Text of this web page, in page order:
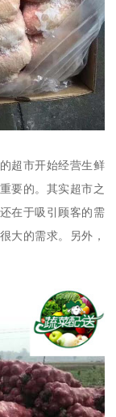
超市开始经营生鲜
要的。其实超市之
在于吸引顾客的需
大的需求。另外，